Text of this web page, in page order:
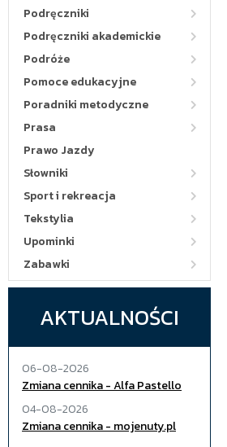
Podręczniki
Podręczniki akademickie
Podróże
Pomoce edukacyjne
Poradniki metodyczne
Prasa
Prawo Jazdy
Słowniki
Sport i rekreacja
Tekstylia
Upominki
Zabawki
AKTUALNOŚCI
06-08-2026
Zmiana cennika - Alfa Pastello
04-08-2026
Zmiana cennika - mojenuty.pl